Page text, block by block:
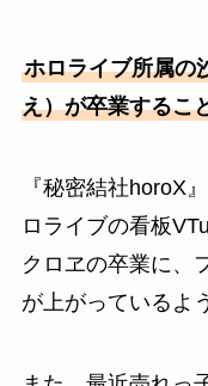
ホロライブ所属
え）が卒業するこ
『秘密結社horoX
ロライブの看板
クロヱの卒業に、
が上がっているよ